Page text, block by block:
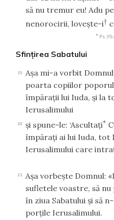
să nu tremur eu! Adu
nenorocirii, loveşte-i†
* Ps
Sfinţirea Sabatului
19
Aşa mi-a vorbit
poarta copiilor
împăraţii lui Iuda, şi la
Ierusalimului
20 şi spune-le: ‘Ascultaţi*
împăraţi ai lui Iuda, tot
Ierusalimului care
21 Aşa vorbeşte Domnul:
sufletele voastre, să
în ziua Sabatului şi să
porţile Ierusalimului.